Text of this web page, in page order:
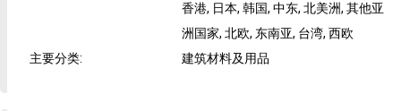
香港, 日本, 韩国, 中东, 北美洲, 其他亚
洲国家, 北欧, 东南亚, 台湾, 西欧
主要分类: 建筑材料及用品